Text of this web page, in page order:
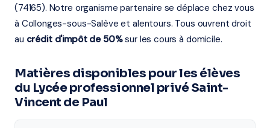
(74165). Notre organisme partenaire se déplace chez vous
à Collonges-sous-Salève et alentours. Tous ouvrent droit
au crédit d'impôt de 50%sur les cours à domicile.
Matières disponibles pour les élèves
du Lycée professionnel privé Saint-
Vincent de Paul